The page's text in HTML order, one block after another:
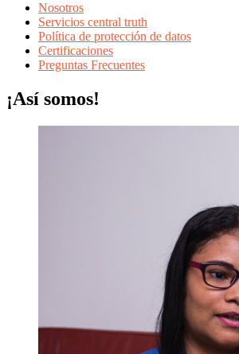
Nosotros
Servicios central truth
Política de protección de datos
Certificaciones
Preguntas Frecuentes
¡Así somos!